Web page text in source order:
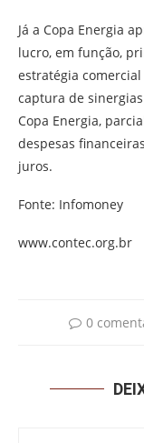
Já a Copa Energia
lucro, em função,
estratégia
captura de
Copa Energia,
despesas
juros.
Fonte: Infomoney
www.contec.org.br
0